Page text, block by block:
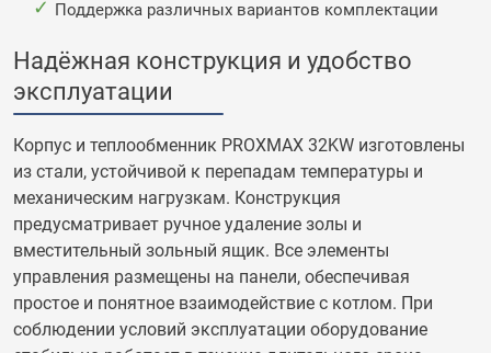
Поддержка различных вариантов комплектации
Надёжная конструкция и удобство
эксплуатации
Корпус и теплообменник PROXMAX 32KW изготовлены
из стали, устойчивой к перепадам температуры и
механическим нагрузкам. Конструкция
предусматривает ручное удаление золы и
вместительный зольный ящик. Все элементы
управления размещены на панели, обеспечивая
простое и понятное взаимодействие с котлом. При
соблюдении условий эксплуатации оборудование